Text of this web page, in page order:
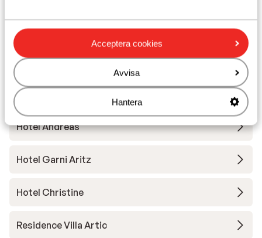
Acceptera cookies
Avvisa
Hantera
Skidskola
Utrustning
Andra boenden i Val di Fassa
Hotel Andreas
Hotel Garni Aritz
Hotel Christine
Residence Villa Artic